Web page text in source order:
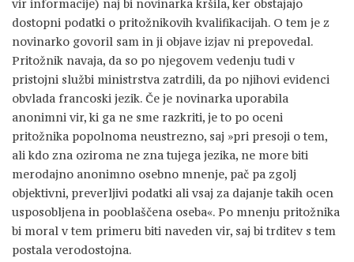
vir informacije) naj bi novinarka kršila, ker obstajajo
dostopni podatki o pritožnikovih kvalifikacijah. O tem je z
novinarko govoril sam in ji objave izjav ni prepovedal.
Pritožnik navaja, da so po njegovem vedenju tudi v
pristojni službi ministrstva zatrdili, da po njihovi evidenci
obvlada francoski jezik. Če je novinarka uporabila
anonimni vir, ki ga ne sme razkriti, je to po oceni
pritožnika popolnoma neustrezno, saj »pri presoji o tem,
ali kdo zna oziroma ne zna tujega jezika, ne more biti
merodajno anonimno osebno mnenje, pač pa zgolj
objektivni, preverljivi podatki ali vsaj za dajanje takih ocen
usposobljena in pooblaščena oseba«. Po mnenju pritožnika
bi moral v tem primeru biti naveden vir, saj bi trditev s tem
postala verodostojna.